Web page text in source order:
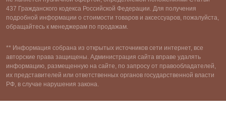
437 Гражданского кодекса Российской Федерации. Для получения
подробной информации о стоимости товаров и аксессуаров, пожалуйста,
обращайтесь к менеджерам по продажам.
** Информация собрана из открытых источников сети интернет, все
авторские права защищены. Администрация сайта вправе удалять
информацию, размещенную на сайте, по запросу от правообладателей,
их представителей или ответственных органов государственной власти
РФ, в случае нарушения закона.